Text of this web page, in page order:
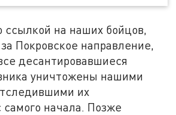
ссылкой на наших бойцов,
Покровское направление,
десантировавшиеся
уничтожены нашими
их
начала. Позже